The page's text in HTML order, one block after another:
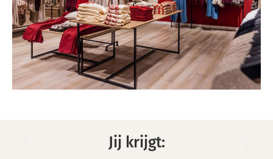
Jij krijgt: